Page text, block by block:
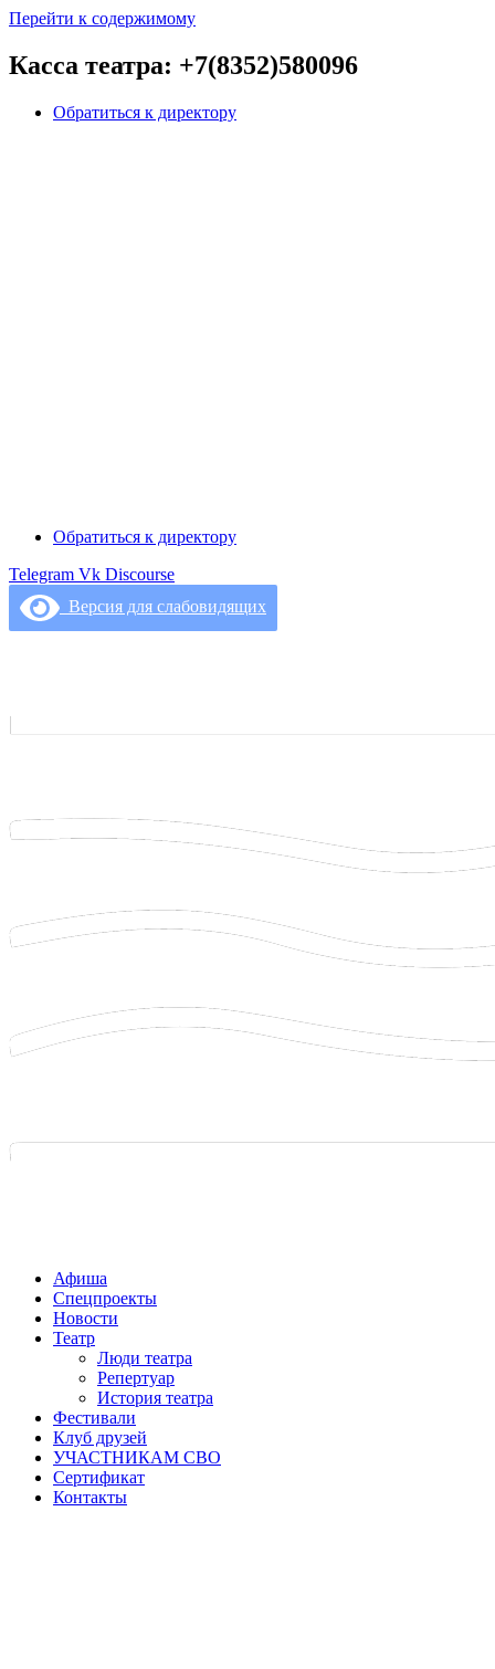
Перейти к содержимому
Касса театра: +7(8352)580096
Обратиться к директору
Обратиться к директору
Telegram Vk Discourse
Версия для слабовидящих
Афиша
Спецпроекты
Новости
Театр
Люди театра
Репертуар
История театра
Фестивали
Клуб друзей
УЧАСТНИКАМ СВО
Сертификат
Контакты